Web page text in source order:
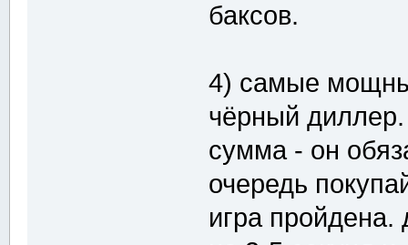
баксов.
4) самые
чёрный диллер.
сумма - он
очередь
игра пройдена.